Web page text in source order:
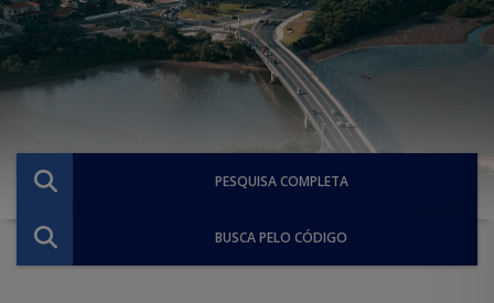
PESQUISA COMPLETA
BUSCA PELO CÓDIGO